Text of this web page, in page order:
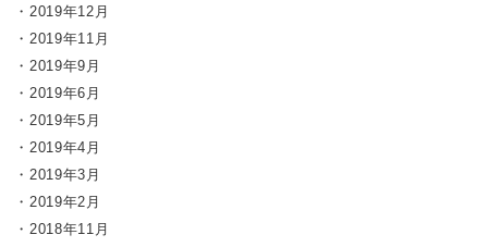
2019年12月
2019年11月
2019年9月
2019年6月
2019年5月
2019年4月
2019年3月
2019年2月
2018年11月